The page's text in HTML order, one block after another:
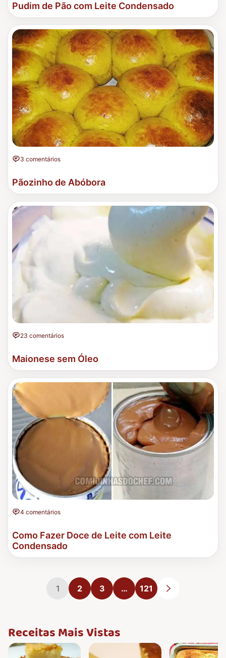
Pudim de Pão com Leite Condensado
3 comentários
Pãozinho de Abóbora
23 comentários
Maionese sem Óleo
4 comentários
Como Fazer Doce de Leite com Leite
Condensado
1 2 3 … 121 Próxima
Receitas Mais Vistas